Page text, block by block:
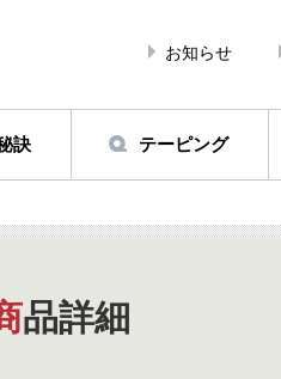
お知らせ
訣 テーピング
商品詳細